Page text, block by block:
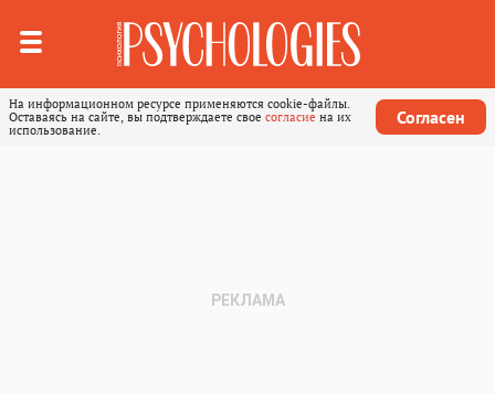
На информационном ресурсе применяются cookie-файлы.
Оставаясь на сайте, вы подтверждаете свое согласие на их
использование.
Согласен